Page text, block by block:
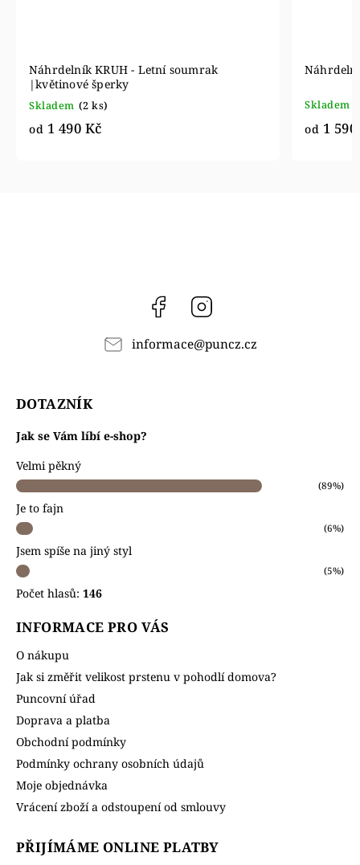
Náhrdelník KRUH - Letní soumrak
|květinové šperky
Skladem (2 ks)
od 1 490 Kč
Skladem
od 1
Facebook
informace@puncz.cz
DOTAZNÍK
Jak se Vám líbí e-shop?
Velmi pěkný
(89%)
Je to fajn
(6%)
Jsem spíše na jiný styl
(5%)
Počet hlasů: 146
INFORMACE PRO VÁS
O nákupu
Jak si změřit velikost prstenu v pohodlí domova?
Puncovní úřad
Doprava a platba
Obchodní podmínky
Podmínky ochrany osobních údajů
Moje objednávka
Vrácení zboží a odstoupení od smlouvy
PŘIJÍMÁME ONLINE PLATBY